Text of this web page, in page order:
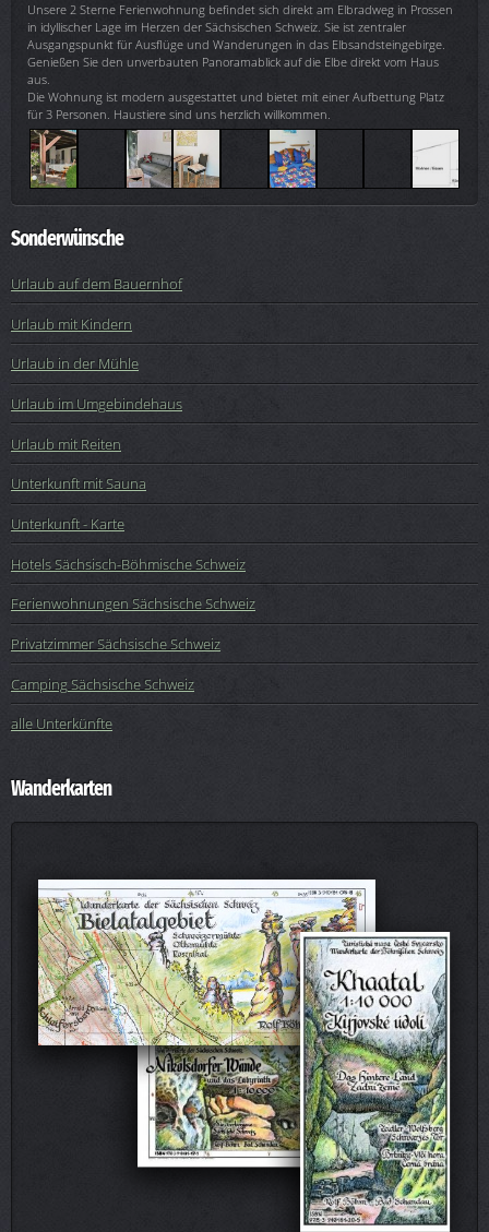
Unsere 2 Sterne Ferienwohnung befindet sich direkt am Elbradweg in Prossen
in idyllischer Lage im Herzen der Sächsischen Schweiz. Sie ist zentraler
Ausgangspunkt für Ausflüge und Wanderungen in das Elbsandsteingebirge.
Genießen Sie den unverbauten Panoramablick auf die Elbe direkt vom Haus
aus.
Die Wohnung ist modern ausgestattet und bietet mit einer Aufbettung Platz
für 3 Personen. Haustiere sind uns herzlich willkommen.
Sonderwünsche
Urlaub auf dem Bauernhof
Urlaub mit Kindern
Urlaub in der Mühle
Urlaub im Umgebindehaus
Urlaub mit Reiten
Unterkunft mit Sauna
Unterkunft - Karte
Hotels Sächsisch-Böhmische Schweiz
Ferienwohnungen Sächsische Schweiz
Privatzimmer Sächsische Schweiz
Camping Sächsische Schweiz
alle Unterkünfte
Wanderkarten